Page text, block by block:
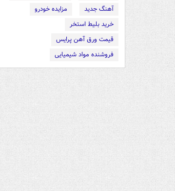
آهنگ جدید
مزایده خودرو
خرید بلیط استخر
قیمت ورق آهن پرایس
فروشنده مواد شیمیایی